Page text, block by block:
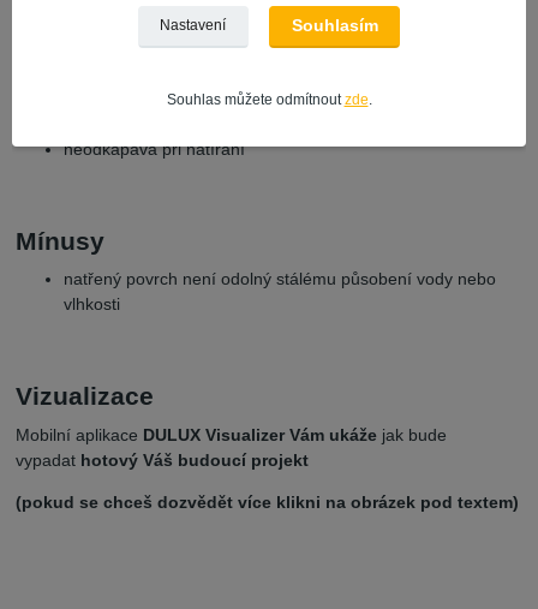
ředitelná vodou
nízká spotřeba díky vysoké kryvosti
neodkapává při natírání
Mínusy
natřený povrch není odolný stálému působení vody nebo
vlhkosti
Vizualizace
Mobilní aplikace DULUX Visualizer Vám ukáže jak bude
vypadat hotový Váš budoucí projekt
(pokud se chceš dozvědět více klikni na obrázek pod textem)
Nastavení Souhlasím
Souhlas můžete odmítnoutzde.